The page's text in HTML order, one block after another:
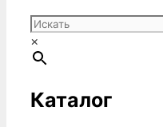
×
Каталог